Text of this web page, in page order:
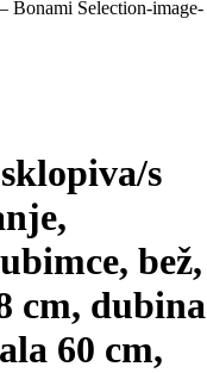
s
bež,
cm, dubina
60 cm,